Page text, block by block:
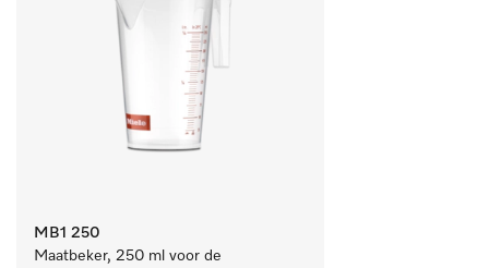
MB1 250
Maatbeker, 250 ml voor de